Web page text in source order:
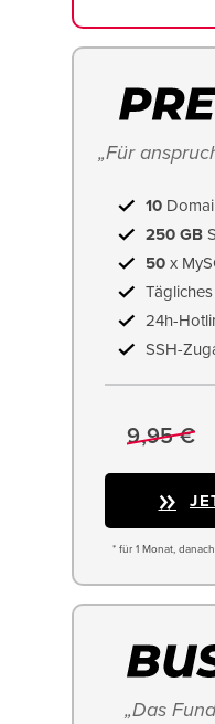
„Für
10
250 GB
50 x
24h-
SSH-
9,95 €
* für 1 Monat,
„Das